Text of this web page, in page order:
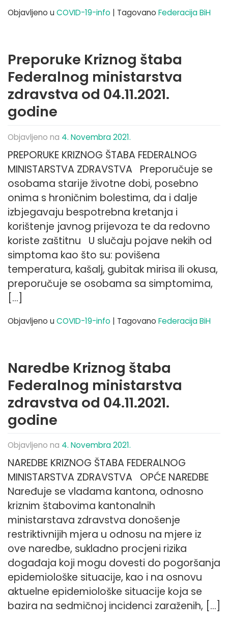
Objavljeno u COVID-19-info | Tagovano Federacija BiH
Preporuke Kriznog štaba
Federalnog ministarstva
zdravstva od 04.11.2021.
godine
Objavljeno na 4. Novembra 2021.
PREPORUKE KRIZNOG ŠTABA FEDERALNOG
MINISTARSTVA ZDRAVSTVA Preporučuje se
osobama starije životne dobi, posebno
onima s hroničnim bolestima, da i dalje
izbjegavaju bespotrebna kretanja i
korištenje javnog prijevoza te da redovno
koriste zaštitnu U slučaju pojave nekih od
simptoma kao što su: povišena
temperatura, kašalj, gubitak mirisa ili okusa,
preporučuje se osobama sa simptomima,
[…]
Objavljeno u COVID-19-info | Tagovano Federacija BiH
Naredbe Kriznog štaba
Federalnog ministarstva
zdravstva od 04.11.2021.
godine
Objavljeno na 4. Novembra 2021.
NAREDBE KRIZNOG ŠTABA FEDERALNOG
MINISTARSTVA ZDRAVSTVA OPĆE NAREDBE
Naređuje se vladama kantona, odnosno
kriznim štabovima kantonalnih
ministarstava zdravstva donošenje
restriktivnijih mjera u odnosu na mjere iz
ove naredbe, sukladno procjeni rizika
događaja koji mogu dovesti do pogoršanja
epidemiološke situacije, kao i na osnovu
aktuelne epidemiološke situacije koja se
bazira na sedmičnoj incidenci zaraženih, […]